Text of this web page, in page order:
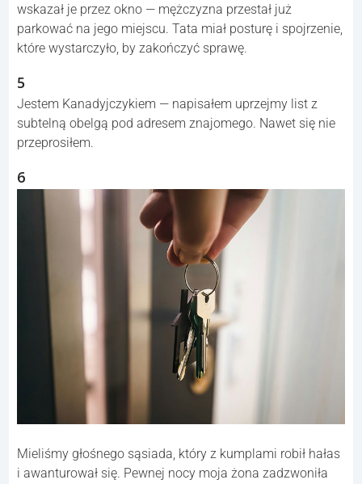
wskazał je przez okno — mężczyzna przestał już
parkować na jego miejscu. Tata miał posturę i spojrzenie,
które wystarczyło, by zakończyć sprawę.
5
Jestem Kanadyjczykiem — napisałem uprzejmy list z
subtelną obelgą pod adresem znajomego. Nawet się nie
przeprosiłem.
6
Mieliśmy głośnego sąsiada, który z kumplami robił hałas
i awanturował się. Pewnej nocy moja żona zadzwoniła